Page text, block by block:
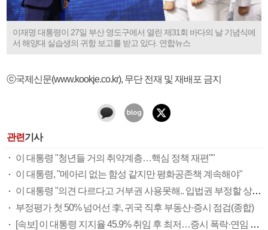
이재명 대통령이 27일 부산 영도구에서 열린 제31회 바다의 날 기념식에
서 해양대 실습생의 귀항 보고를 받고 있다. 연합뉴스
ⓒ국제신문(www.kookje.co.kr), 무단 전재 및 재배포 금지
관련기사
이 대통령 "청년들 거의 취약계층…핵심 정책 재편""
이 대통령, "메아리 없는 함성 같지만 평화공존책 계속해야"
이 대통령 "의견 다르다고 거부권 사용못해.. 입법권 부정할 상황이라 보기 어려워"
부정평가 첫 50% 넘어선 李, 귀국 직후 부동산·증시 점검(종합)
[속보] 이 대통령 지지율 45.9% 취임 후 최저…증시 폭락·연임 개헌 논란 영향